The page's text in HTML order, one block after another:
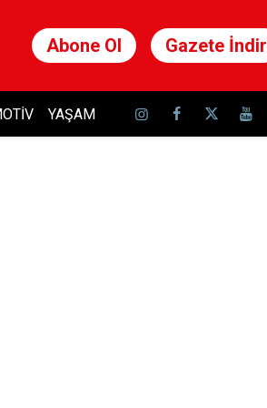
Abone Ol Gazete İndir
YAŞAM